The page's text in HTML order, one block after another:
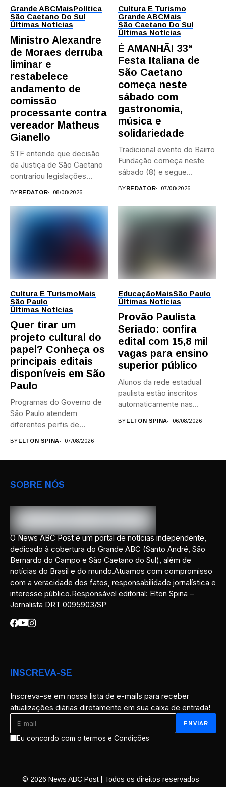
Grande ABCMaisPolítica
São Caetano Do Sul
Últimas Notícias
Ministro Alexandre
de Moraes derruba
liminar e
restabelece
andamento de
comissão
processante contra
vereador Matheus
Gianello
STF entende que decisão
da Justiça de São Caetano
contrariou legislações
BYREDATOR 08/08/2026
Cultura E Turismo
Grande ABCMais
São Caetano Do Sul
Últimas Notícias
É AMANHÃ! 33ª
Festa Italiana de
São Caetano
começa neste
sábado com
gastronomia,
música e
solidariedade
Tradicional evento do Bairro
Fundação começa neste
sábado (8) e segue
BYREDATOR 07/08/2026
Cultura E TurismoMais
São Paulo
Últimas Notícias
Quer tirar um
projeto cultural do
papel? Conheça os
principais editais
disponíveis em São
Paulo
Programas do Governo de
São Paulo atendem
diferentes perfis de
BYELTON SPINA 07/08/2026
EducaçãoMaisSão Paulo
Últimas Notícias
Provão Paulista
Seriado: confira
edital com 15,8 mil
vagas para ensino
superior público
Alunos da rede estadual
paulista estão inscritos
automaticamente nas
BYELTON SPINA 06/08/2026
SOBRE NÓS
O News ABC Post é um portal de notícias independente,
dedicado à cobertura do Grande ABC (Santo André, São
Bernardo do Campo e São Caetano do Sul), além de
notícias do Brasil e do mundo.Atuamos com compromisso
com a veracidade dos fatos, responsabilidade jornalística e
interesse público.Responsável editorial: Elton Spina –
Jornalista DRT 0095903/SP
INSCREVA-SE
Inscreva-se em nossa lista de e-mails para receber
atualizações diárias diretamente em sua caixa de entrada!
Eu concordo com o termos e Condições
© 2026 News ABC Post | Todos os direitos reservados -